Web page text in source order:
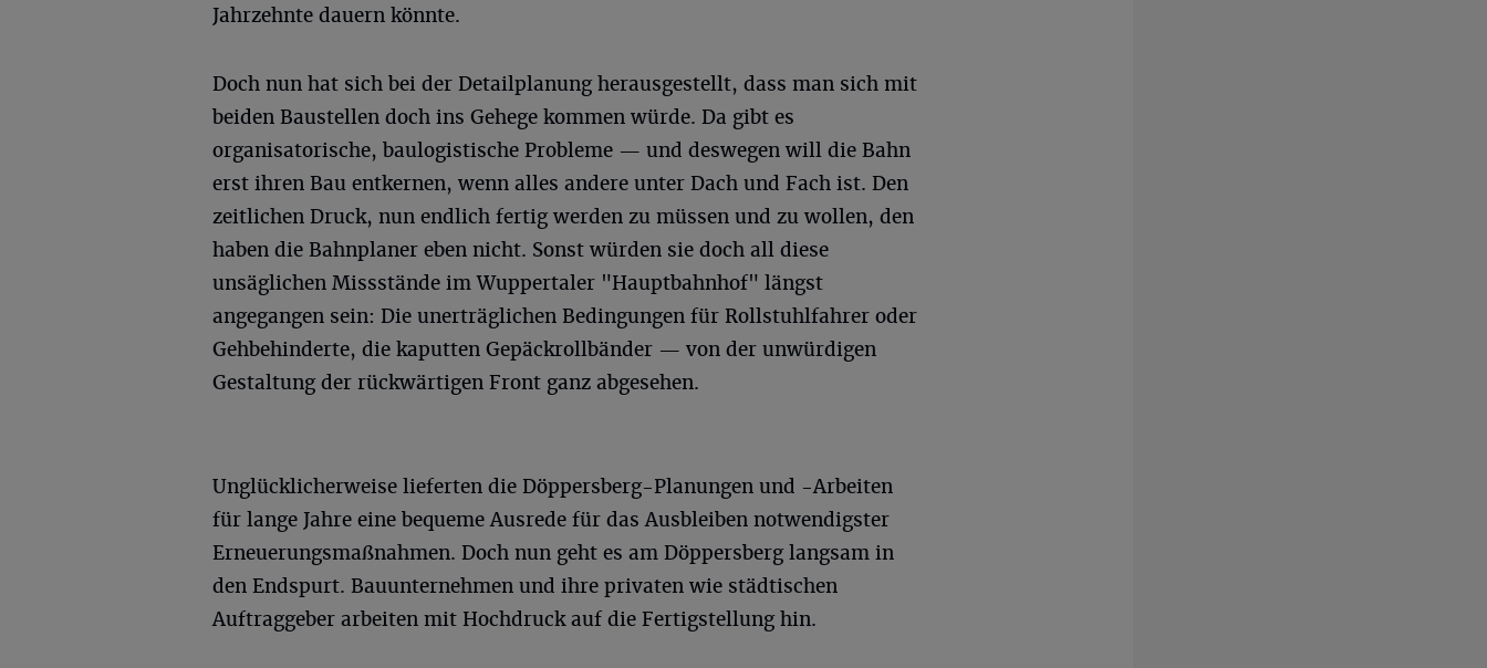
Jahrzehnte dauern könnte.
Doch nun hat sich bei der Detailplanung herausgestellt, dass man sich mit
beiden Baustellen doch ins Gehege kommen würde. Da gibt es
organisatorische, baulogistische Probleme — und deswegen will die Bahn
erst ihren Bau entkernen, wenn alles andere unter Dach und Fach ist. Den
zeitlichen Druck, nun endlich fertig werden zu müssen und zu wollen, den
haben die Bahnplaner eben nicht. Sonst würden sie doch all diese
unsäglichen Missstände im Wuppertaler "Hauptbahnhof" längst
angegangen sein: Die unerträglichen Bedingungen für Rollstuhlfahrer oder
Gehbehinderte, die kaputten Gepäckrollbänder — von der unwürdigen
Gestaltung der rückwärtigen Front ganz abgesehen.
Unglücklicherweise lieferten die Döppersberg-Planungen und -Arbeiten
für lange Jahre eine bequeme Ausrede für das Ausbleiben notwendigster
Erneuerungsmaßnahmen. Doch nun geht es am Döppersberg langsam in
den Endspurt. Bauunternehmen und ihre privaten wie städtischen
Auftraggeber arbeiten mit Hochdruck auf die Fertigstellung hin.